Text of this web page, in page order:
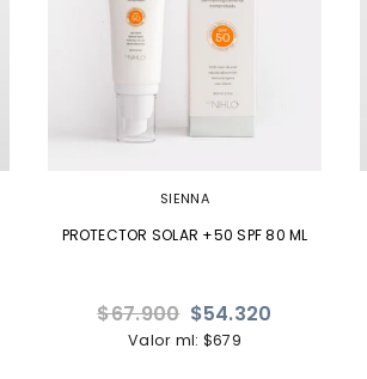
SIENNA
PROTECTOR SOLAR +50 SPF 80 ML
Precio
habitual
$67.900 $54.320
Valor ml: $679